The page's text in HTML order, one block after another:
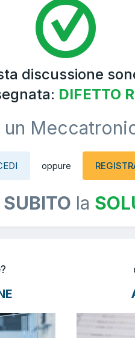
discussione
DIFETTO
un
oppure
SUBITO la